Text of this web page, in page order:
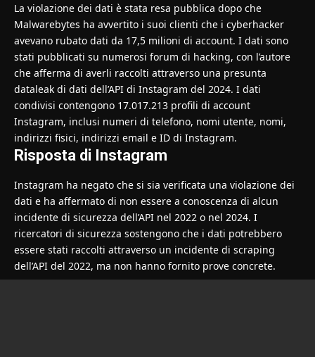
La violazione dei dati è stata resa pubblica dopo che
Malwarebytes ha avvertito i suoi clienti che i cyberhacker
avevano rubato dati da 17,5 milioni di account. I dati sono
stati pubblicati su numerosi forum di hacking, con l’autore
che afferma di averli raccolti attraverso una presunta
dataleak di dati dell’API di Instagram del 2024. I dati
condivisi contengono 17.017.213 profili di account
Instagram, inclusi numeri di telefono, nomi utente, nomi,
indirizzi fisici, indirizzi email e ID di Instagram.
Risposta di Instagram
Instagram ha negato che si sia verificata una violazione dei
dati e ha affermato di non essere a conoscenza di alcun
incidente di sicurezza dell’API nel 2022 o nel 2024. I
ricercatori di sicurezza sostengono che i dati potrebbero
essere stati raccolti attraverso un incidente di scraping
dell’API del 2022, ma non hanno fornito prove concrete.